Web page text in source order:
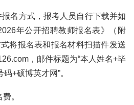
名方式，报考人员自行下载并如
年公开招聘教师报名表》（附
将报名表和报名材料扫描件发送
，邮件标题为“本人姓名+毕
+硕博英才网”。
。